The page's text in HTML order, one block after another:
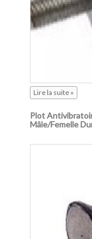
Lire la suite »
Plot
Mâle/femelle